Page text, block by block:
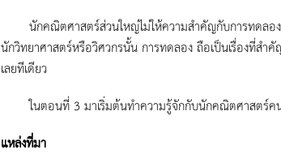
นักคณิตศาสตร์ส่วนใหญ่ไม่ให้ความสำคัญกับการทดลอง
นักวิทยาศาสตร์หรือวิศวกรนั้น การทดลอง ถือเป็นเรื่องที่ส
เลยทีเดียว
ในตอนที่ 3 มาเริ่มต้นทำความรู้จักกับนักคณิตศาสตร์ค
แหล่งที่มา